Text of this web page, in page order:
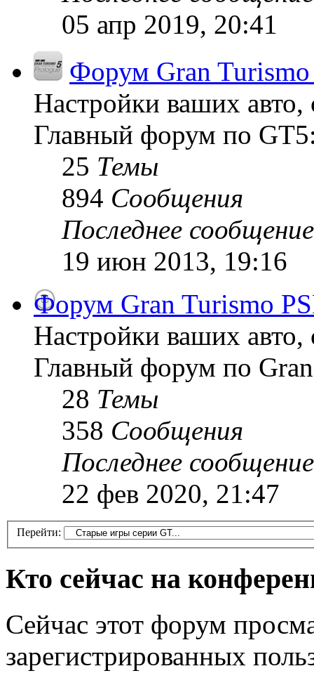
05 апр 2019, 20:41
Форум Gran
Настройки ваших авто,
Главный форум по
25 Темы
894 Сообщения
Последнее сообщение
19 июн 2013, 19:16
Форум Gran Turismo
Настройки ваших авто,
Главный форум по
28 Темы
358 Сообщения
Последнее сообщение
22 фев 2020, 21:47
Перейти:
Кто сейчас на
Сейчас этот форум
зарегистрированных